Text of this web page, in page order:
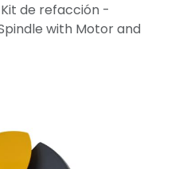
Kit de refacción -
with Motor and